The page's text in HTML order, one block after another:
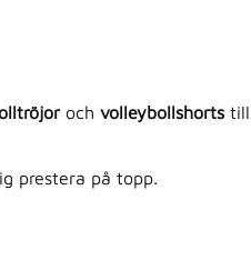
och volleybollshorts till
prestera på topp.